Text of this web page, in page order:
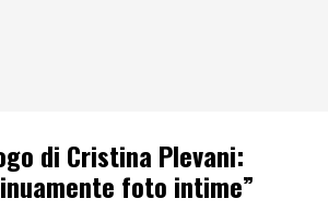
di Cristina Plevani:
foto intime”